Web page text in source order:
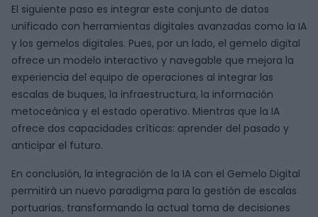
El siguiente paso es integrar este conjunto de datos
unificado con herramientas digitales avanzadas como la IA
y los gemelos digitales. Pues, por un lado, el gemelo digital
ofrece un modelo interactivo y navegable que mejora la
experiencia del equipo de operaciones al integrar las
escalas de buques, la infraestructura, la información
metoceánica y el estado operativo. Mientras que la IA
ofrece dos capacidades críticas: aprender del pasado y
anticipar el futuro.
En conclusión, la integración de la IA con el Gemelo Digital
permitirá un nuevo paradigma para la gestión de escalas
portuarias, transformando la actual toma de decisiones